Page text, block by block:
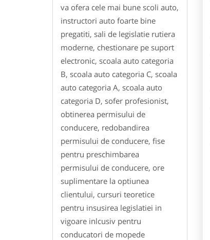
va ofera cele mai bune scoli auto,
instructori auto foarte bine
pregatiti, sali de legislatie rutiera
moderne, chestionare pe suport
electronic, scoala auto categoria
B, scoala auto categoria C, scoala
auto categoria A, scoala auto
categoria D, sofer profesionist,
obtinerea permisului de
conducere, redobandirea
permisului de conducere, fise
pentru preschimbarea
permisului de conducere, ore
suplimentare la optiunea
clientului, cursuri teoretice
pentru insusirea legislatiei in
vigoare inlcusiv pentru
conducatori de mopede